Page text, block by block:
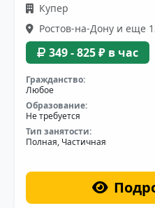
Купер
Ростов-на-Дону и еще
349 - 825 ₽ в час
Гражданство:
Любое
Образование:
Не требуется
Тип занятости:
Полная, Частичная